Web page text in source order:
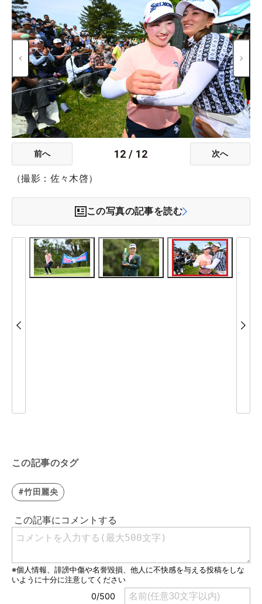
前へ 12 / 12 次へ
（撮影：佐々木啓）
この写真の記事を読む
この記事のタグ
#竹田麗央